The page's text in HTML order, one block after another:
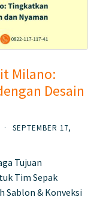
Milano:
Desain
·
SEPTEMBER 17,
Tujuan
Tim Sepak
Sablon & Konveksi